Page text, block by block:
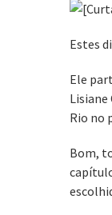
Estes
Ele
Lisiane
Rio no
Bom,